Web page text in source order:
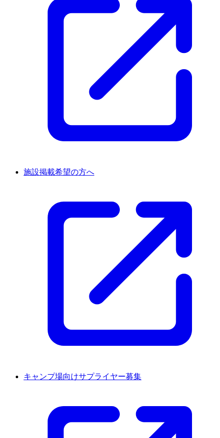
施設掲載希望の方へ
キャンプ場向けサプライヤー募集